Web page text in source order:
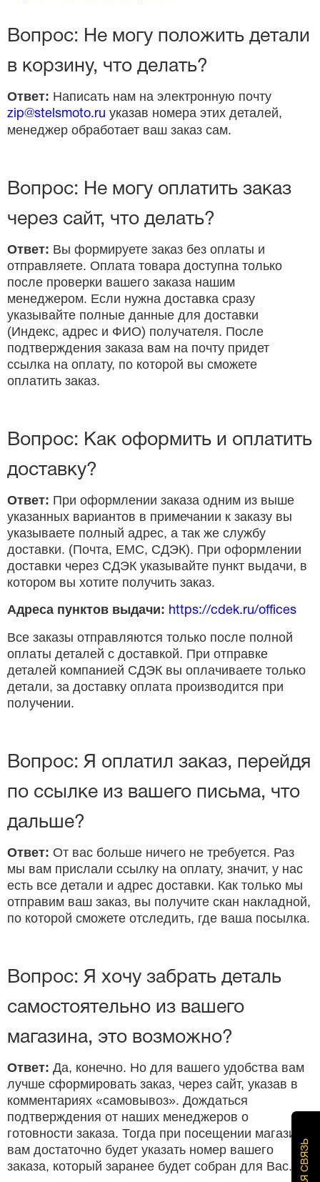
Вопрос: Не могу положить детали
в корзину, что делать?
Ответ: Написать нам на электронную почту
zip@stelsmoto.ru указав номера этих деталей,
менеджер обработает ваш заказ сам.
Вопрос: Не могу оплатить заказ
через сайт, что делать?
Ответ: Вы формируете заказ без оплаты и
отправляете. Оплата товара доступна только
после проверки вашего заказа нашим
менеджером. Если нужна доставка сразу
указывайте полные данные для доставки
(Индекс, адрес и ФИО) получателя. После
подтверждения заказа вам на почту придет
ссылка на оплату, по которой вы сможете
оплатить заказ.
Вопрос: Как оформить и оплатить
доставку?
Ответ: При оформлении заказа одним из выше
указанных вариантов в примечании к заказу вы
указываете полный адрес, а так же службу
доставки. (Почта, ЕМС, СДЭК). При оформлении
доставки через СДЭК указывайте пункт выдачи, в
котором вы хотите получить заказ.
Адреса пунктов выдачи: https://cdek.ru/offices
Все заказы отправляются только после полной
оплаты деталей с доставкой. При отправке
деталей компанией СДЭК вы оплачиваете только
детали, за доставку оплата производится при
получении.
Вопрос: Я оплатил заказ, перейдя
по ссылке из вашего письма, что
дальше?
Ответ: От вас больше ничего не требуется. Раз
мы вам прислали ссылку на оплату, значит, у нас
есть все детали и адрес доставки. Как только мы
отправим ваш заказ, вы получите скан накладной,
по которой сможете отследить, где ваша посылка.
Вопрос: Я хочу забрать деталь
самостоятельно из вашего
магазина, это возможно?
Ответ: Да, конечно. Но для вашего удобства вам
лучше сформировать заказ, через сайт, указав в
комментариях «самовывоз». Дождаться
подтверждения от наших менеджеров о
готовности заказа. Тогда при посещении магазина
вам достаточно будет указать номер вашего
заказа, который заранее будет собран для Вас.